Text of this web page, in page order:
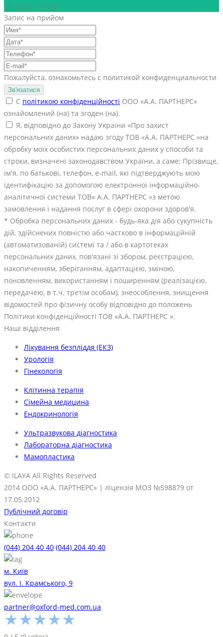
Сб. 08:00 - 16:00
Запис на прийом
Пожалуйста, ознакомьтесь с политикой конфиденциальности
С політикою конфіденційності ООО «А.А. ПАРТНЕРС»
ознайомлений (на) та згоден (на).
Я, відповідно до Закону України «Про захист
персональних даних» надаю згоду ТОВ «А.А. ПАРТНЕРС »на
обробку моїх особистих персональних даних у способи та
строки, визначені законодавством України, а саме: Прізвище,
ім'я, по батькові, телефон, е-mail, які підтверджують мою
ідентифікацію за допомогою електронної інформаційно-
аналітичної системи ТОВ« А.А. ПАРТНЕРС »з метою
замовлення і надання послуг в сфері охорони здоров'я.
* Обробка персональних даних - будь-яка дія або сукупність
дій, здійснених повністю або частково в інформаційній
(автоматизованій) системі та / або в картотеках
персональних даних, пов'язані зі збором, реєстрацією,
накопиченням, зберіганням, адаптацією, зміною,
поновленням, використанням і поширенням (реалізацією,
передачею, в т.ч. третім особам), знеособлення, знищення
відомостей про фізичну особу відповідно до положень
Політики конфіденційності ТОВ «А.А. ПАРТНЕРС ».
Наші відділення
Лікування безпліддя (ЕКЗ)
Урологія
Гінекологія
Клітинна терапія
Сімейна медицина
Ендокринологія
Ультразвукова діагностика
Лабораторна діагностика
Мамопластика
© ILAYA All Rights Reserved
2014 ООО «А.А. ПАРТНЕРС» | ліцензія МОЗ №598879 от
17.05.2012
Публічний договір
Контакти
(044) 204 40 40 (044) 204 40 40
м. Київ
вул. І. Крамського, 9
partner@oxford-med.com.ua
★★★★★